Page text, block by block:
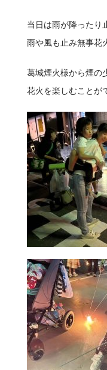
当日は雨が降ったり
雨や風も止み無事花
葛城煙火様から煙の
花火を楽しむことが